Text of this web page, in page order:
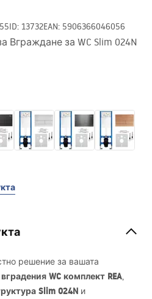
ID: 13732EAN: 5906366046056
Вграждане за WC Slim 024N
решение за вашата
вградения WC комплект REA,
Slim 024N и